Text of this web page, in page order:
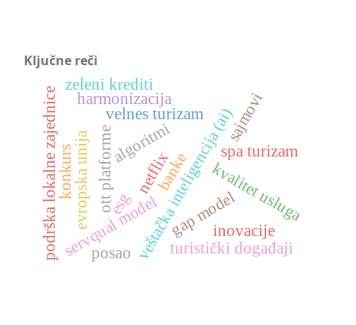
Ključne reči
ott platforme veštačka inteligencija (ai)
netflix
algoritmi
velnes turizam
spa turizam
kvalitet usluga
servqual modelgap model
podrška lokalne zajednice sajmovi
turistički događaji
evropska unija
harmonizacija
banke
konkurs
posao
inovacije
esg
zeleni krediti